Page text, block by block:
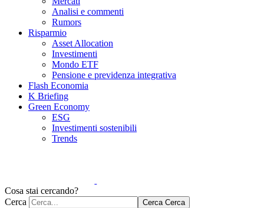
Analisi e commenti
Rumors
Risparmio
Asset Allocation
Investimenti
Mondo ETF
Pensione e previdenza integrativa
Flash Economia
K Briefing
Green Economy
ESG
Investimenti sostenibili
Trends
Cosa stai cercando?
Cerca
Cerca Cerca